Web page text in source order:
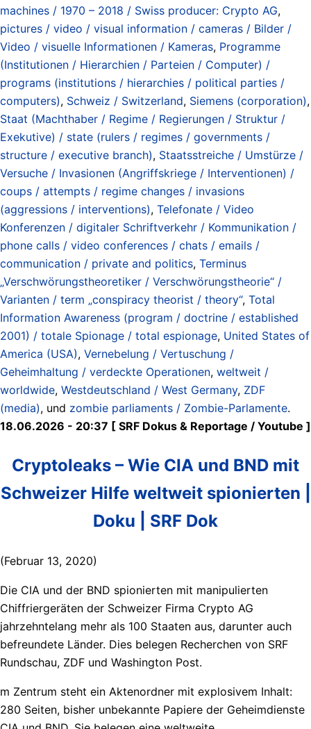
machines / 1970 – 2018 / Swiss producer: Crypto AG,
pictures / video / visual information / cameras / Bilder /
Video / visuelle Informationen / Kameras, Programme
(Institutionen / Hierarchien / Parteien / Computer) /
programs (institutions / hierarchies / political parties /
computers), Schweiz / Switzerland, Siemens (corporation),
Staat (Machthaber / Regime / Regierungen / Struktur /
Exekutive) / state (rulers / regimes / governments /
structure / executive branch), Staatsstreiche / Umstürze /
Versuche / Invasionen (Angriffskriege / Interventionen) /
coups / attempts / regime changes / invasions
(aggressions / interventions), Telefonate / Video
Konferenzen / digitaler Schriftverkehr / Kommunikation /
phone calls / video conferences / chats / emails /
communication / private and politics, Terminus
„Verschwörungstheoretiker / Verschwörungstheorie“ /
Varianten / term „conspiracy theorist / theory“, Total
Information Awareness (program / doctrine / established
2001) / totale Spionage / total espionage, United States of
America (USA), Vernebelung / Vertuschung /
Geheimhaltung / verdeckte Operationen, weltweit /
worldwide, Westdeutschland / West Germany, ZDF
(media), und zombie parliaments / Zombie-Parlamente.
18.06.2026 - 20:37 [ SRF Dokus & Reportage / Youtube ]
Cryptoleaks – Wie CIA und BND mit
Schweizer Hilfe weltweit spionierten |
Doku | SRF Dok
(Februar 13, 2020)
Die CIA und der BND spionierten mit manipulierten
Chiffriergeräten der Schweizer Firma Crypto AG
jahrzehntelang mehr als 100 Staaten aus, darunter auch
befreundete Länder. Dies belegen Recherchen von SRF
Rundschau, ZDF und Washington Post.
m Zentrum steht ein Aktenordner mit explosivem Inhalt:
280 Seiten, bisher unbekannte Papiere der Geheimdienste